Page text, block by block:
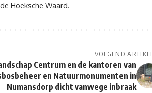
Hoeksche Waard.
VOLGEND ARTIKEL
Centrum en de kantoren van
en Natuurmonumenten in
Numansdorp dicht vanwege inbraak